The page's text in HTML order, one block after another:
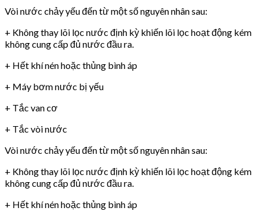
Vòi nước chảy yếu đến từ một số nguyên nhân sau:
+ Không thay lõi lọc nước định kỳ khiến lõi lọc hoạt động kém
không cung cấp đủ nước đầu ra.
+ Hết khí nén hoặc thủng bình áp
+ Máy bơm nước bị yếu
+ Tắc van cơ
+ Tắc vòi nước
Vòi nước chảy yếu đến từ một số nguyên nhân sau:
+ Không thay lõi lọc nước định kỳ khiến lõi lọc hoạt động kém
không cung cấp đủ nước đầu ra.
+ Hết khí nén hoặc thủng bình áp